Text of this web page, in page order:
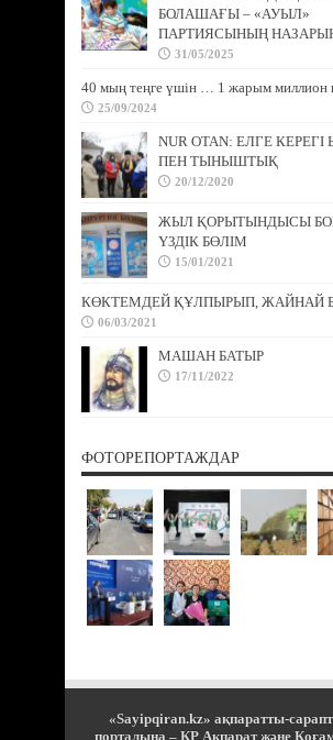
БОЛАШАҒЫ – «АУЫЛ»
ПАРТИЯСЫНЫҢ
31/05/2025
40 мың теңге үшін … 1 жарым миллион
25/09/2024
NUR OTAN: ЕЛГЕ
ПЕН ТЫНЫШТЫҚ
20/12/2020
ЖЫЛ ҚОРЫТЫНДЫСЫ
ҮЗДІК БӨЛІМ
15/01/2021
КӨКТЕМДЕЙ ҚҰЛПЫРЫП, ЖАЙНАЙ
06/03/2021
МАШАН БАТЫР
17/11/2022
ФОТОРЕПОРТАЖДАР
«Sayipqiran.kz» ақпаратты-
порталына – ҚР Ақпарат және